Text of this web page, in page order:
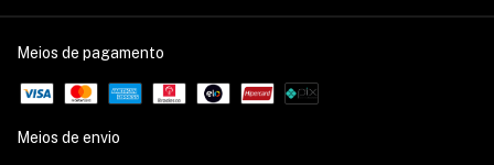
Meios de pagamento
Meios de envio